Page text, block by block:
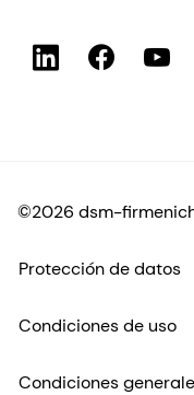
©2026 dsm-
Protección de datos
Condiciones de uso
Condiciones